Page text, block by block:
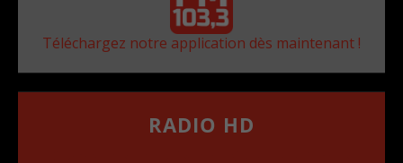
Téléchargez notre application dès maintenant !
RADIO HD